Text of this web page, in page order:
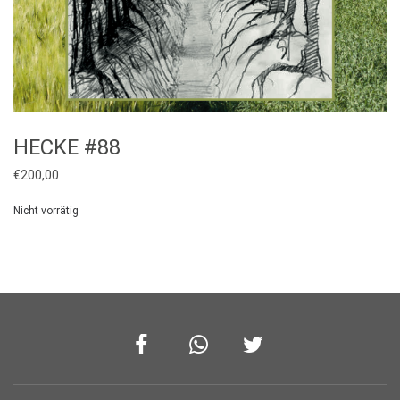
HECKE #88
€200,00
Nicht vorrätig
Facebook Whatsapp